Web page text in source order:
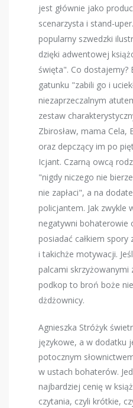
jest głównie jako
scenarzysta i stand-
popularny szwedzki
dzięki adwentowej
święta". Co dostajemy?
gatunku "zabili go i
niezaprzeczalnym
zestaw
Zbirosław, mama Cela,
oraz depczący im po
Icjant. Czarną owcą
"nigdy niczego nie
nie zapłaci", a na
policjantem. Jak zwykle
negatywni bohaterowie
posiadać całkiem
i takichże motywacji.
palcami skrzyżowanymi
podkop to broń boże
dżdżownicy.
Agnieszka Stróżyk
językowe, a w dodatku
potocznym
w ustach bohaterów.
najbardziej cenię w
czytania, czyli krótkie,